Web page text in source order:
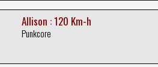
Allison : 120 Km-h
Punkcore